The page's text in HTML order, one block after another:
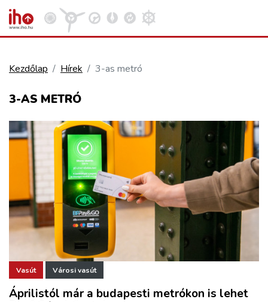
KÖZÚT
REPÜLÉS
KÖZLEKEDÉSFEJLESZTÉS
ELLÁTÁSI LÁNC
ZÖLDÚT
Kezdőlap Hírek 3-as metró
3-AS METRÓ
Vasút Városi vasút
Áprilistól már a budapesti metrókon is lehet